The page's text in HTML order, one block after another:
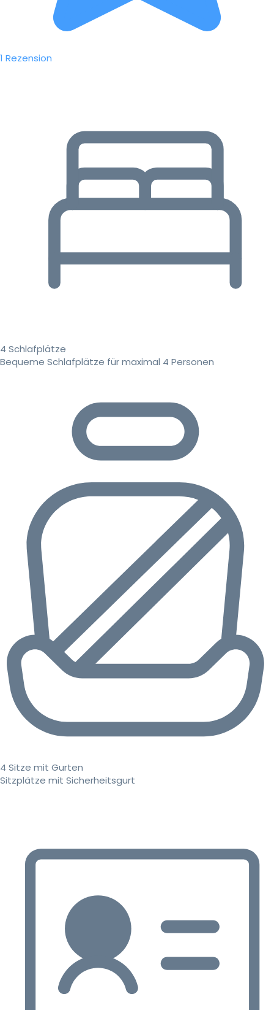
1 Rezension
4 Schlafplätze
Bequeme Schlafplätze für maximal 4 Personen
4 Sitze mit Gurten
Sitzplätze mit Sicherheitsgurt